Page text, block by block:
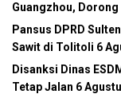
Guangzhou,
Pansus DPRD
Sawit di Tolitoli 6
Disanksi Dinas
Tetap Jalan 6